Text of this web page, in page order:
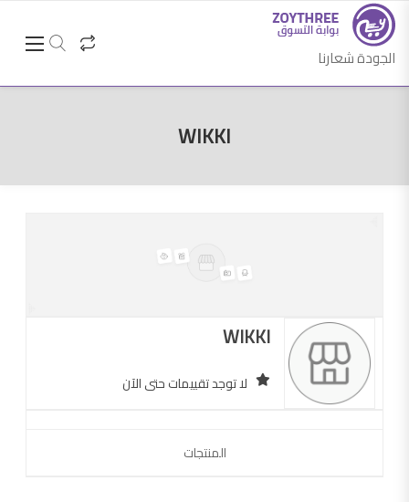
الجودة شعارنا
WIKKI
WIKKI
لا توجد تقييمات حتى الآن
المنتجات